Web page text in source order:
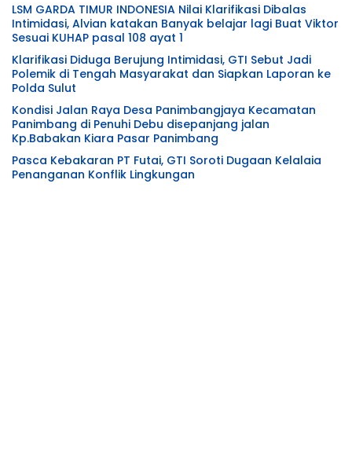
LSM GARDA TIMUR INDONESIA Nilai Klarifikasi Dibalas
Intimidasi, Alvian katakan Banyak belajar lagi Buat Viktor
Sesuai KUHAP pasal 108 ayat 1
Klarifikasi Diduga Berujung Intimidasi, GTI Sebut Jadi
Polemik di Tengah Masyarakat dan Siapkan Laporan ke
Polda Sulut
Kondisi Jalan Raya Desa Panimbangjaya Kecamatan
Panimbang di Penuhi Debu disepanjang jalan
Kp.Babakan Kiara Pasar Panimbang
Pasca Kebakaran PT Futai, GTI Soroti Dugaan Kelalaia
Penanganan Konflik Lingkungan